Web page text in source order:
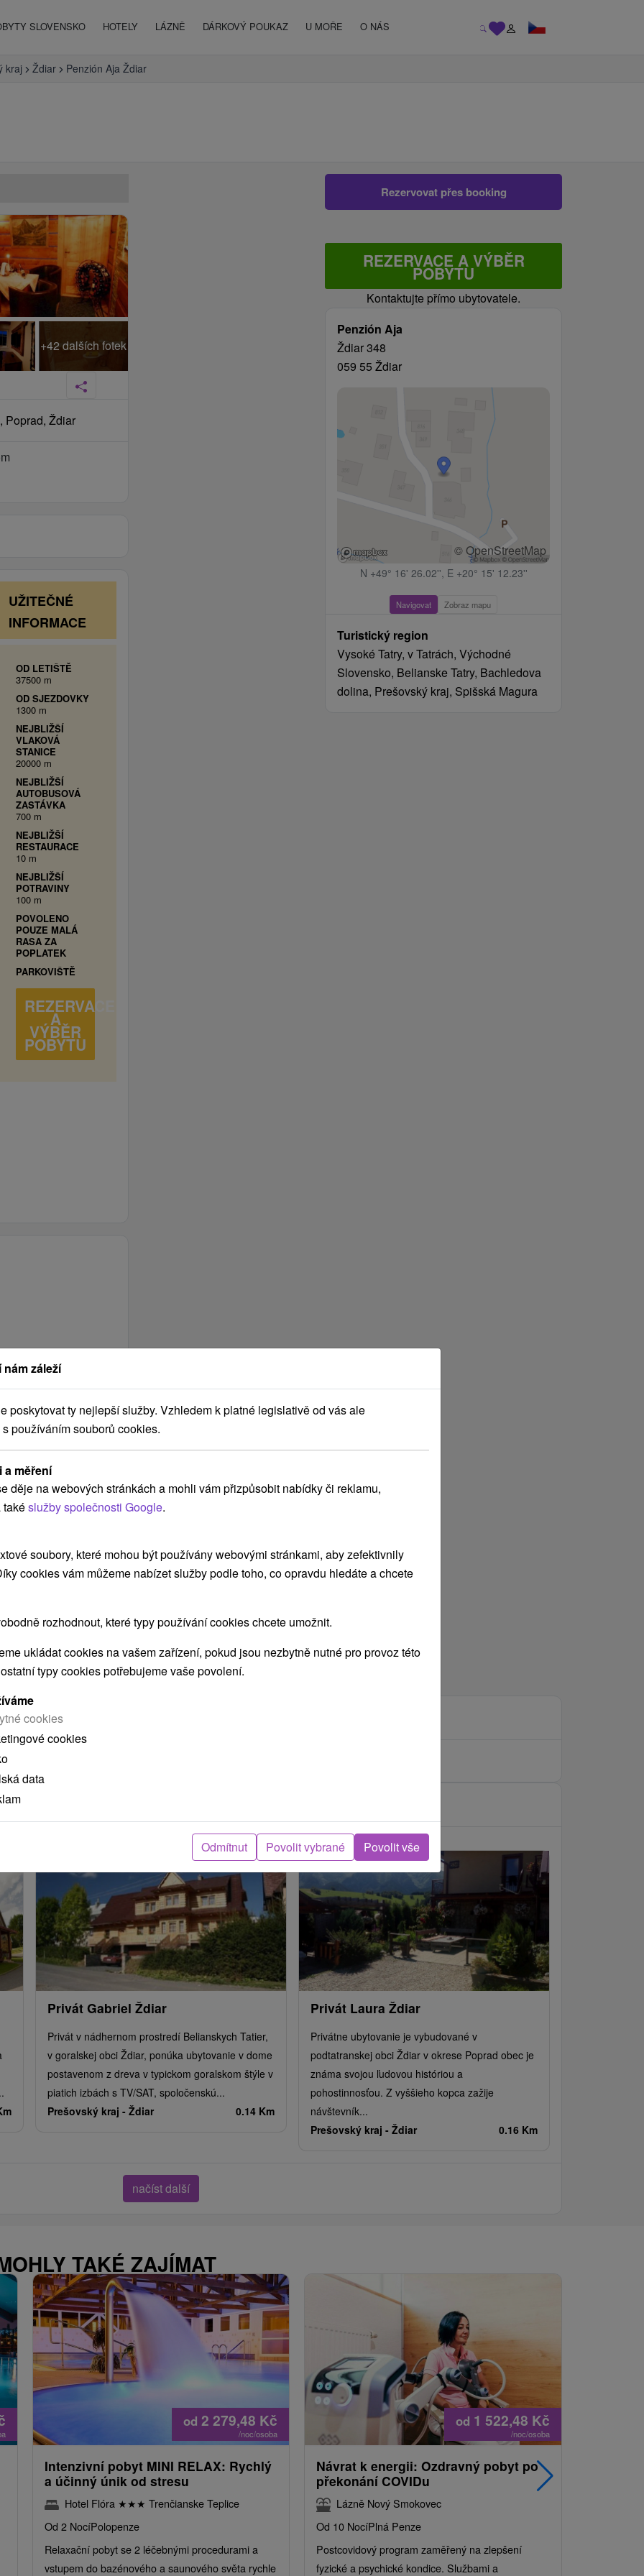
SLOVENSKO HOTELY LÁZNĚ DÁRKOVÝ POUKAZ U MOŘE O NÁS
kraj Ždiar Penzión Aja Ždiar
Rezervovat přes booking
REZERVACE A VÝBĚR
POBYTU
Kontaktujte přímo ubytovatele.
Penzión Aja
Ždiar 348
059 55 Ždiar
© OpenStreetMap
N +49° 16' 26.02'', E +20° 15' 12.23''
Navigovat Zobraz mapu
Turistický region
Vysoké Tatry, v Tatrách, Východné
Slovensko, Belianske Tatry, Bachledova
dolina, Prešovský kraj, Spišská Magura
+42 dalších fotek
Poprad, Ždiar
UŽITEČNÉ
INFORMACE
OD LETIŠTĚ
37500 m
OD SJEZDOVKY
1300 m
NEJBLIŽŠÍ
VLAKOVÁ
STANICE
20000 m
NEJBLIŽŠÍ
AUTOBUSOVÁ
ZASTÁVKA
700 m
NEJBLIŽŠÍ
RESTAURACE
10 m
NEJBLIŽŠÍ
POTRAVINY
100 m
POVOLENO
POUZE MALÁ
RASA ZA
POPLATEK
PARKOVIŠTĚ
REZERVACE
A
VÝBĚR
POBYTU
POKRAČOVAT
skutečná délka cesty může být jiná.
v blízkosti?
Privát Gabriel Ždiar
Privát v nádhernom prostredí Belianskych Tatier,
v goralskej obci Ždiar, ponúka ubytovanie v dome
postavenom z dreva v typickom goralskom štýle v
piatich izbách s TV/SAT, spoločenskú...
Prešovský kraj - Ždiar 0.14 Km
Privát Laura Ždiar
Privátne ubytovanie je vybudované v
podtatranskej obci Ždiar v okrese Poprad obec je
známa svojou ľudovou históriou a
pohostinnosťou. Z vyššieho kopca zažije
návštevník...
Prešovský kraj - Ždiar 0.16 Km
načíst další
TAKÉ ZAJÍMAT
od 2 279,48 Kč
/noc/osoba
Intenzivní pobyt MINI RELAX: Rychlý
a účinný únik od stresu
Hotel Flóra ★★★ Trenčianske Teplice
Od 2 NocíPolopenze
Relaxační pobyt se 2 léčebnými procedurami a
vstupem do bazénového a saunového světa rychle
od 1 522,48 Kč
/noc/osoba
Návrat k energii: Ozdravný pobyt po
překonání COVIDu
Lázně Nový Smokovec
Od 10 NocíPlná Penze
Postcovidový program zaměřený na zlepšení
fyzické a psychické kondice. Službami a
záleží
poskytovat ty nejlepší služby. Vzhledem k platné legislativě od vás ale
používáním souborů cookies.
a měření
děje na webových stránkách a mohli vám přizpůsobit nabídky či reklamu,
takéslužby společnosti Google.
soubory, které mohou být používány webovými stránkami, aby zefektivnily
cookies vám můžeme nabízet služby podle toho, co opravdu hledáte a chcete
rozhodnout, které typy používání cookies chcete umožnit.
ukládat cookies na vašem zařízení, pokud jsou nezbytně nutné pro provoz této
typy cookies potřebujeme vaše povolení.
cookies
cookies
data
Odmítnut Povolit vybrané Povolit vše